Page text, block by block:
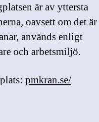
är av yttersta
oavsett om det är
används enligt
och arbetsmiljö.
pmkran.se/